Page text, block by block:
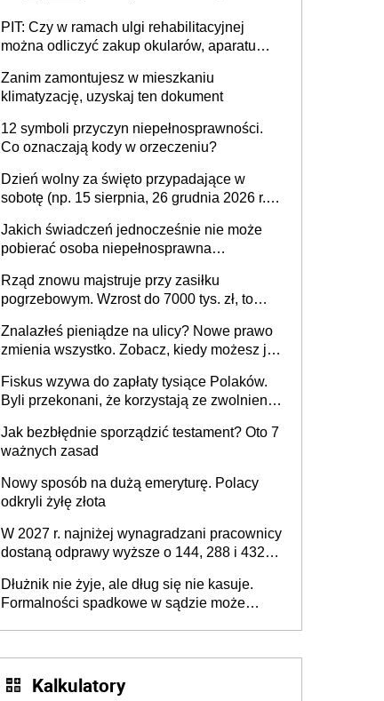
PIT: Czy w ramach ulgi rehabilitacyjnej
można odliczyć zakup okularów, aparatu
Zanim zamontujesz w mieszkaniu
klimatyzację, uzyskaj ten dokument
12 symboli przyczyn niepełnosprawności.
Co oznaczają kody w orzeczeniu?
Dzień wolny za święto przypadające w
sobotę (np. 15 sierpnia, 26 grudnia 2026 r.) –
pracodawcy (sektor prywatny i administracja
publiczna), najczęstsze pytania
Jakich świadczeń jednocześnie nie może
pobierać osoba niepełnosprawna
Rząd znowu majstruje przy zasiłku
pogrzebowym. Wzrost do 7000 tys. zł, to
Znalazłeś pieniądze na ulicy? Nowe prawo
zmienia wszystko. Zobacz, kiedy możesz je
Fiskus wzywa do zapłaty tysiące Polaków.
Byli przekonani, że korzystają ze zwolnienia
Jak bezbłędnie sporządzić testament? Oto 7
ważnych zasad
Nowy sposób na dużą emeryturę. Polacy
odkryli żyłę złota
W 2027 r. najniżej wynagradzani pracownicy
dostaną odprawy wyższe o 144, 288 i 432
Dłużnik nie żyje, ale dług się nie kasuje.
Formalności spadkowe w sądzie może
Kalkulatory